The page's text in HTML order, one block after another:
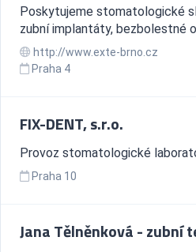
Poskytujeme stomatologické
zubní implantáty, bezbolestné
http://www.exte-brno.cz
Praha 4
FIX-DENT, s.r.o.
Provoz stomatologické
Praha 10
Jana Tělněnková - zubní